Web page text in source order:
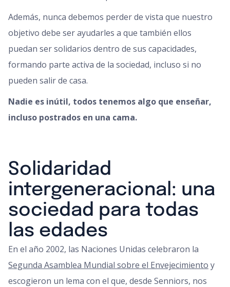
Además, nunca debemos perder de vista que nuestro
objetivo debe ser ayudarles a que también ellos
puedan ser solidarios dentro de sus capacidades,
formando parte activa de la sociedad, incluso si no
pueden salir de casa.
Nadie es inútil, todos tenemos algo que enseñar,
incluso postrados en una cama.
Solidaridad
intergeneracional: una
sociedad para todas
las edades
En el año 2002, las Naciones Unidas celebraron la
Segunda Asamblea Mundial sobre el Envejecimiento y
escogieron un lema con el que, desde Senniors, nos